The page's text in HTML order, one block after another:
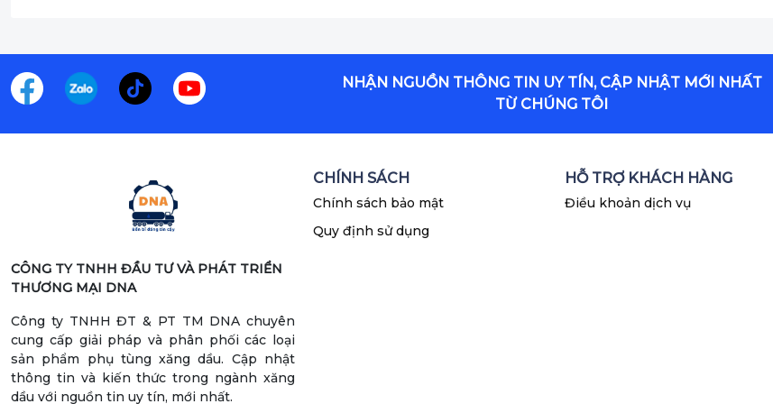
- Dễ dàng lắp đặt:Kết cấu đơn giản, dễ dàng lắp đặt và sử dụng.
- Linh hoạt:
Nhiều loại rulo được trang bị tấm đỡ quay và tay vịn có thể điều chỉnh, tăng tính linh hoạt khi
sử dụng.
Quý khách cần thông tin thêm về Rulo dây bơm hay sản phẩm phụ tùng xăng dầu chính hãng, chất
lượng cao xin liên hệ:
NHẬN NGUỒN THÔNG TIN UY TÍN, CẬP NHẬT MỚI NHẤT
TỪ CHÚNG TÔI
CÔNG TY TNHH ĐẦU TƯ VÀ PHÁT TRIỂN
THƯƠNG MẠI DNA
Công ty TNHH ĐT & PT TM DNA chuyên
cung cấp giải pháp và phân phối các loại
sản phẩm phụ tùng xăng dầu. Cập nhật
thông tin và kiến thức trong ngành xăng
dầu với nguồn tin uy tín, mới nhất.
CHÍNH SÁCH
Chính sách bảo mật
Quy định sử dụng
HỖ TRỢ KHÁCH HÀNG
Điều khoản dịch vụ